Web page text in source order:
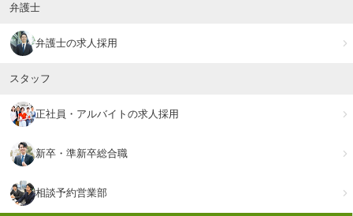
弁護士
弁護士の求人採用
スタッフ
正社員・アルバイトの求人採用
新卒・準新卒総合職
相談予約営業部